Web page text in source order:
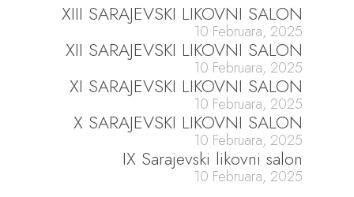
XIII SARAJEVSKI LIKOVNI SALON
10 Februara, 2025
XII SARAJEVSKI LIKOVNI SALON
10 Februara, 2025
XI SARAJEVSKI LIKOVNI SALON
10 Februara, 2025
X SARAJEVSKI LIKOVNI SALON
10 Februara, 2025
IX Sarajevski likovni salon
10 Februara, 2025